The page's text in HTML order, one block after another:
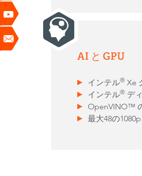
AI と GPU
インテル® Xe
インテル® デ
OpenVINO™
最大48の